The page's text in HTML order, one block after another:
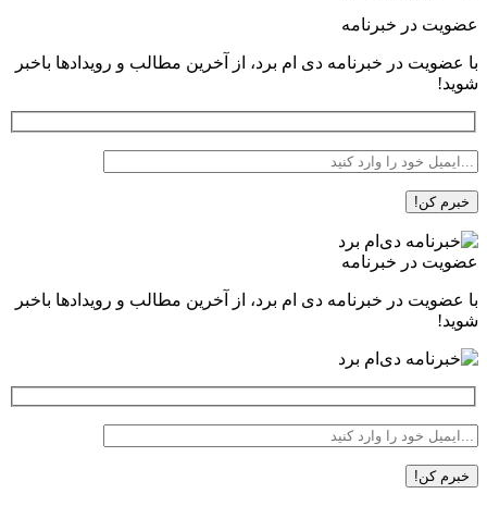
عضویت در خبرنامه
با عضویت در خبرنامه دی ام برد، از آخرین مطالب و رویدادها باخبر
شوید!
عضویت در خبرنامه
با عضویت در خبرنامه دی ام برد، از آخرین مطالب و رویدادها باخبر
شوید!